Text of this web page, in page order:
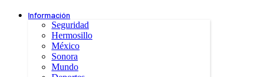
Información
Seguridad
Hermosillo
México
Sonora
Mundo